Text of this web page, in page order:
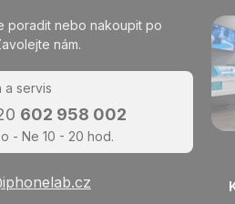
poradit nebo nakoupit po
nám.
a servis
602 958 002
- Ne 10 - 20 hod.